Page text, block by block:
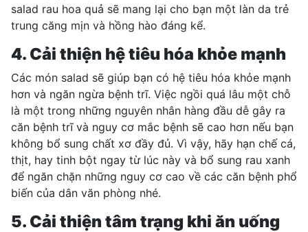
salad rau hoa quả sẽ mang lại cho bạn một làn da trẻ
trung căng mịn và hồng hào đáng kể.
4. Cải thiện hệ tiêu hóa khỏe mạnh
Các món salad sẽ giúp bạn có hệ tiêu hóa khỏe mạnh
hơn và ngăn ngừa bệnh trĩ. Việc ngồi quá lâu một chỗ
là một trong những nguyên nhân hàng đầu dễ gây ra
căn bệnh trĩ và nguy cơ mắc bệnh sẽ cao hơn nếu bạn
không bổ sung chất xơ đầy đủ. Vì vậy, hãy hạn chế cá,
thịt, hay tinh bột ngay từ lúc này và bổ sung rau xanh
để ngăn chặn những nguy cơ cao về các căn bệnh phổ
biến của dân văn phòng nhé.
5. Cải thiện tâm trạng khi ăn uống